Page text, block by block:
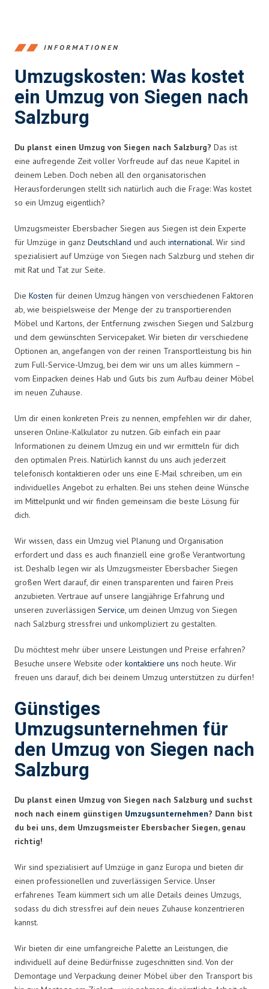
INFORMATIONEN
Umzugskosten: Was kostet
ein Umzug von Siegen nach
Salzburg
Du planst einen Umzug von Siegen nach Salzburg? Das ist
eine aufregende Zeit voller Vorfreude auf das neue Kapitel in
deinem Leben. Doch neben all den organisatorischen
Herausforderungen stellt sich natürlich auch die Frage: Was kostet
so ein Umzug eigentlich?
Umzugsmeister Ebersbacher Siegen aus Siegen ist dein Experte
für Umzüge in ganz Deutschland und auch international. Wir sind
spezialisiert auf Umzüge von Siegen nach Salzburg und stehen dir
mit Rat und Tat zur Seite.
Die Kosten für deinen Umzug hängen von verschiedenen Faktoren
ab, wie beispielsweise der Menge der zu transportierenden
Möbel und Kartons, der Entfernung zwischen Siegen und Salzburg
und dem gewünschten Servicepaket. Wir bieten dir verschiedene
Optionen an, angefangen von der reinen Transportleistung bis hin
zum Full-Service-Umzug, bei dem wir uns um alles kümmern –
vom Einpacken deines Hab und Guts bis zum Aufbau deiner Möbel
im neuen Zuhause.
Um dir einen konkreten Preis zu nennen, empfehlen wir dir daher,
unseren Online-Kalkulator zu nutzen. Gib einfach ein paar
Informationen zu deinem Umzug ein und wir ermitteln für dich
den optimalen Preis. Natürlich kannst du uns auch jederzeit
telefonisch kontaktieren oder uns eine E-Mail schreiben, um ein
individuelles Angebot zu erhalten. Bei uns stehen deine Wünsche
im Mittelpunkt und wir finden gemeinsam die beste Lösung für
dich.
Wir wissen, dass ein Umzug viel Planung und Organisation
erfordert und dass es auch finanziell eine große Verantwortung
ist. Deshalb legen wir als Umzugsmeister Ebersbacher Siegen
großen Wert darauf, dir einen transparenten und fairen Preis
anzubieten. Vertraue auf unsere langjährige Erfahrung und
unseren zuverlässigen Service, um deinen Umzug von Siegen
nach Salzburg stressfrei und unkompliziert zu gestalten.
Du möchtest mehr über unsere Leistungen und Preise erfahren?
Besuche unsere Website oder kontaktiere uns noch heute. Wir
freuen uns darauf, dich bei deinem Umzug unterstützen zu dürfen!
Günstiges
Umzugsunternehmen für
den Umzug von Siegen nach
Salzburg
Du planst einen Umzug von Siegen nach Salzburg und suchst
noch nach einem günstigen Umzugsunternehmen? Dann bist
du bei uns, dem Umzugsmeister Ebersbacher Siegen, genau
richtig!
Wir sind spezialisiert auf Umzüge in ganz Europa und bieten dir
einen professionellen und zuverlässigen Service. Unser
erfahrenes Team kümmert sich um alle Details deines Umzugs,
sodass du dich stressfrei auf dein neues Zuhause konzentrieren
kannst.
Wir bieten dir eine umfangreiche Palette an Leistungen, die
individuell auf deine Bedürfnisse zugeschnitten sind. Von der
Demontage und Verpackung deiner Möbel über den Transport bis